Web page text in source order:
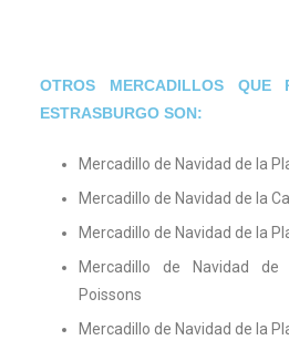
OTROS MERCADILLOS QUE
ESTRASBURGO SON:
Mercadillo de Navidad de la
Mercadillo de Navidad de la
Mercadillo de Navidad de la
Mercadillo de Navidad de
Poissons
Mercadillo de Navidad de la